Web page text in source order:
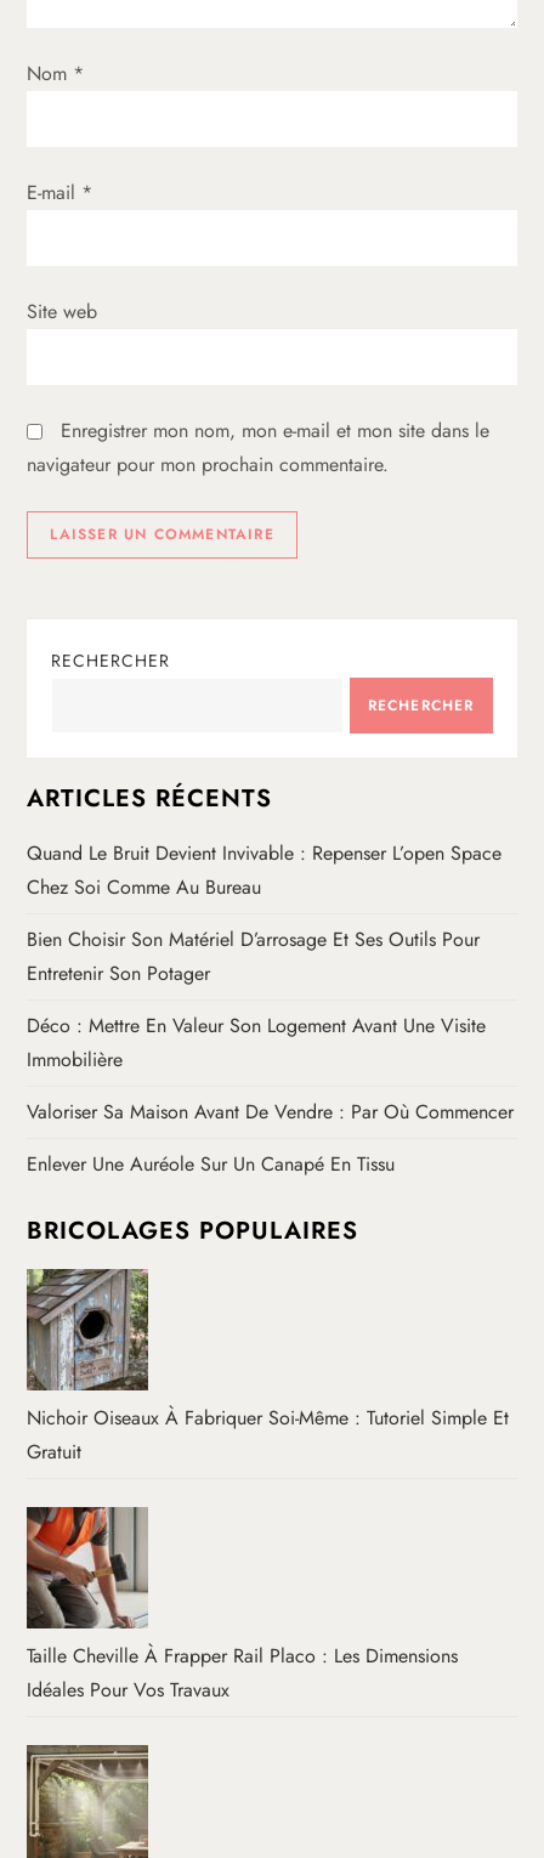
’
r
e
Nom *
E-mail *
Site web
Enregistrer mon nom, mon e-mail et mon site dans le
navigateur pour mon prochain commentaire.
RECHERCHER
RECHERCHER
ARTICLES RÉCENTS
Quand Le Bruit Devient Invivable : Repenser L’open Space
Chez Soi Comme Au Bureau
Bien Choisir Son Matériel D’arrosage Et Ses Outils Pour
Entretenir Son Potager
Déco : Mettre En Valeur Son Logement Avant Une Visite
Immobilière
Valoriser Sa Maison Avant De Vendre : Par Où Commencer
Enlever Une Auréole Sur Un Canapé En Tissu
BRICOLAGES POPULAIRES
Nichoir Oiseaux À Fabriquer Soi-Même : Tutoriel Simple Et
Gratuit
Taille Cheville À Frapper Rail Placo : Les Dimensions
Idéales Pour Vos Travaux